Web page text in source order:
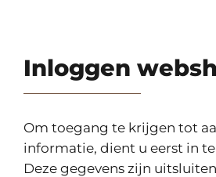
Inloggen
Om toegang te krijgen tot
informatie, dient u eerst in
Deze gegevens zijn